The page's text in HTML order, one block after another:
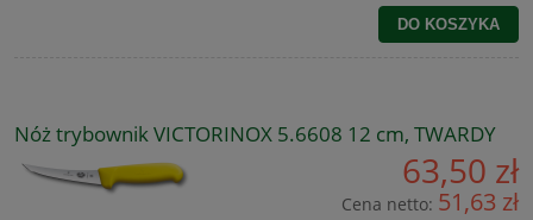
DO KOSZYKA
Nóż trybownik VICTORINOX 5.6608 12 cm, TWARDY
63,50 zł
Cena netto: 51,63 zł